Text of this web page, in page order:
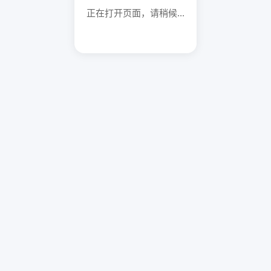
正在打开页面，请稍候...